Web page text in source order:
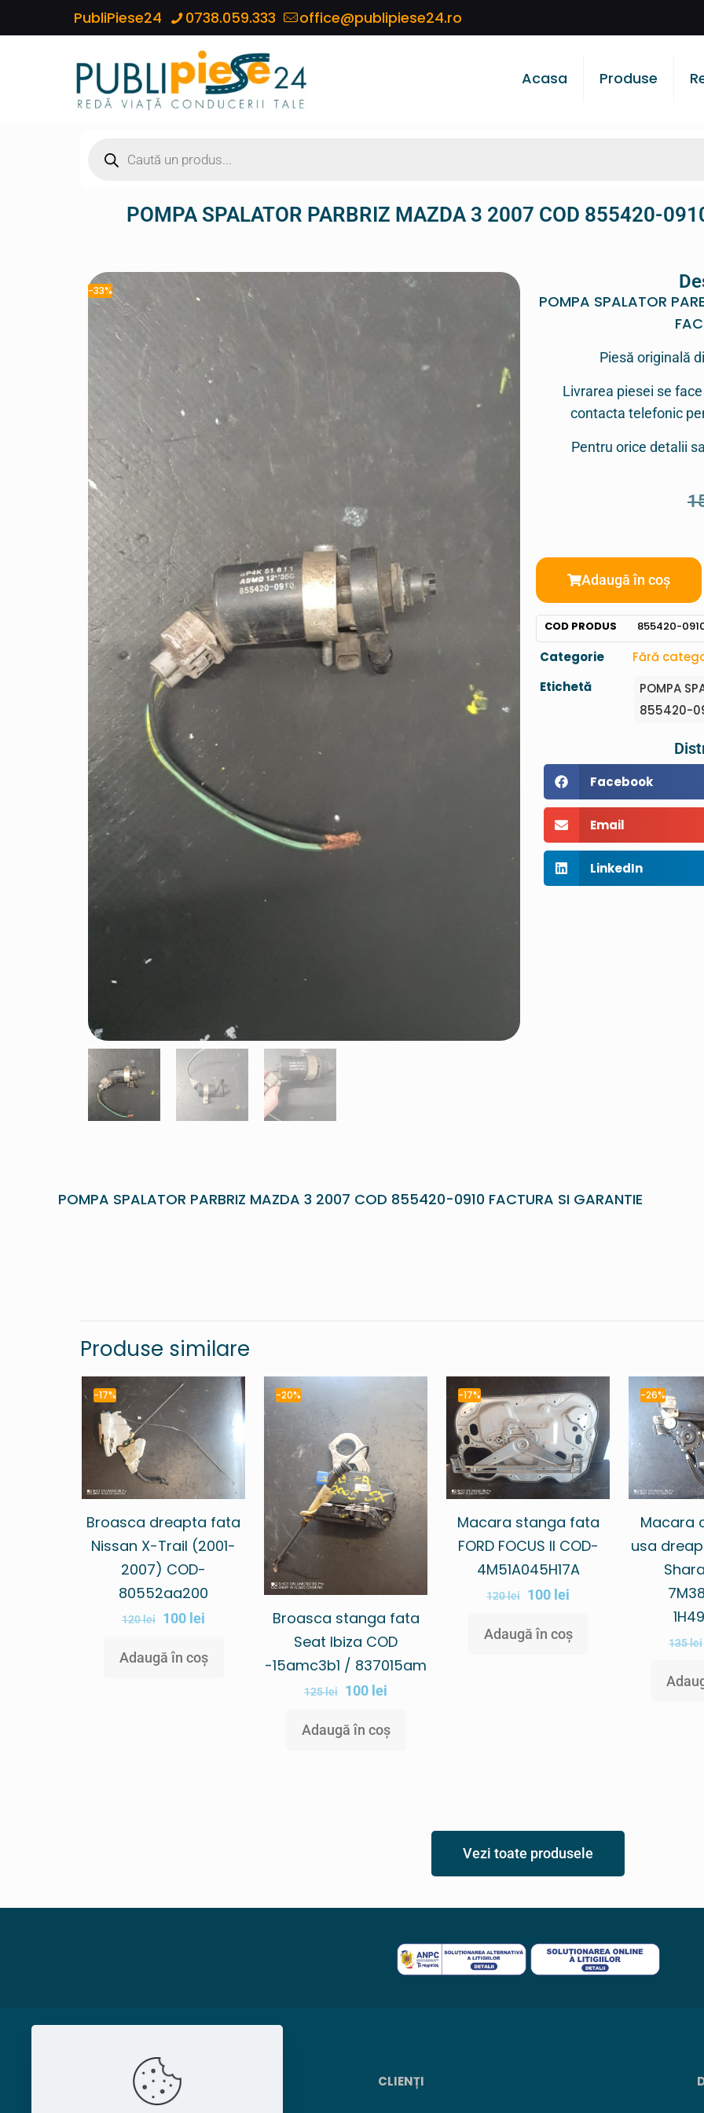
PubliPiese24 0738.059.333 office@publipiese24.ro
Acasa Produse
POMPA SPALATOR PARBRIZ MAZDA 3 2007 COD 855420-
-33%
POMPA SPALATOR
Piesă originală
Livrarea piesei se
contacta telefonic
Pentru orice detalii
Adaugă în coș
COD PRODUS 855420-
Categorie
Fără
Etichetă
POMPA
855420-
Facebook
Email
LinkedIn
POMPA SPALATOR PARBRIZ MAZDA 3 2007 COD 855420-0910 FACTURA SI GARANTIE
Produse similare
-17%
Broasca dreapta fata
Nissan X-Trail (2001-
2007) COD-
80552aa200
120lei 100 lei
Adaugă în coș
-20%
Broasca stanga fata
Seat Ibiza COD
-15amc3b1 / 837015am
125lei 100 lei
Adaugă în coș
-17%
Macara stanga fata
FORD FOCUS II COD-
4M51A045H17A
120lei 100 lei
Adaugă în coș
-26%
Macara
usa
135lei
Vezi toate produsele
CLIENȚI